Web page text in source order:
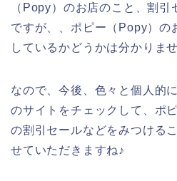
（Popy）のお店のこと、割
ですが、、ポピー（Popy）の
しているかどうかは分かりま
なので、今後、色々と個人的
のサイトをチェックして、ポ
の割引セールなどをみつける
せていただきますね♪